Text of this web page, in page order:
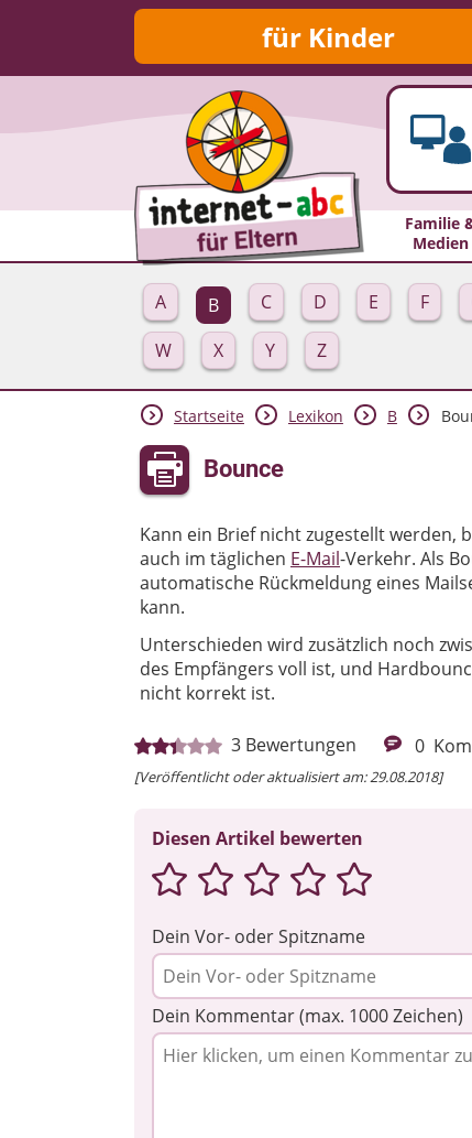
für Kinder
Familie
Medien
A B C D E F
W
X Y Z
Startseite Lexikon B
Bounce
Kann ein Brief nicht zugestellt werden,
auch im täglichen E-Mail-Verkehr. Als
automatische Rückmeldung eines
kann.
Unterschieden wird zusätzlich noch
des Empfängers voll ist, und
nicht korrekt ist.
3 Bewertungen 0
[Veröffentlicht oder aktualisiert am: 29.08.2018]
Diesen Artikel bewerten
Dein Vor- oder Spitzname
Dein Kommentar (max. 1000 Zeichen)